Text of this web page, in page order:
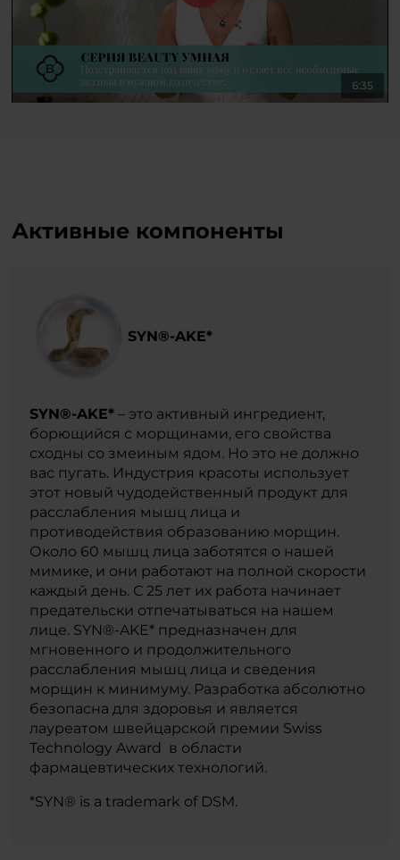
6:35
Активные компоненты
SYN®-AKE*
SYN®-AKE* – это активный ингредиент,
борющийся с морщинами, его свойства
сходны со змеиным ядом. Но это не должно
вас пугать. Индустрия красоты использует
этот новый чудодейственный продукт для
расслабления мышц лица и
противодействия образованию морщин.
Около 60 мышц лица заботятся о нашей
мимике, и они работают на полной скорости
каждый день. С 25 лет их работа начинает
предательски отпечатываться на нашем
лице. SYN®-AKE* предназначен для
мгновенного и продолжительного
расслабления мышц лица и сведения
морщин к минимуму. Разработка абсолютно
безопасна для здоровья и является
лауреатом швейцарской премии Swiss
Technology Award в области
фармацевтических технологий.
*SYN® is a trademark of DSM.